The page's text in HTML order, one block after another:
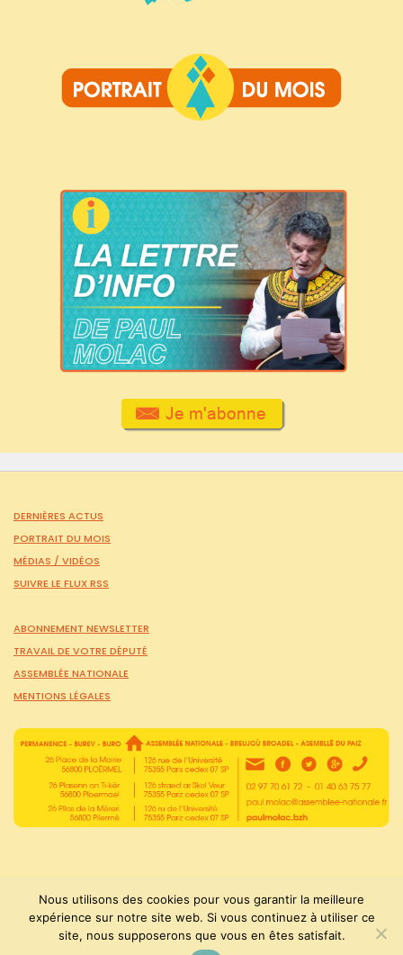
DERNIÈRES ACTUS
PORTRAIT DU MOIS
MÉDIAS / VIDÉOS
SUIVRE LE FLUX RSS
ABONNEMENT NEWSLETTER
TRAVAIL DE VOTRE DÉPUTÉ
ASSEMBLÉE NATIONALE
MENTIONS LÉGALES
PaulMolac © Tous droits réservés 2015-2026
Nous utilisons des cookies pour vous garantir la meilleure
expérience sur notre site web. Si vous continuez à utiliser ce
site, nous supposerons que vous en êtes satisfait.